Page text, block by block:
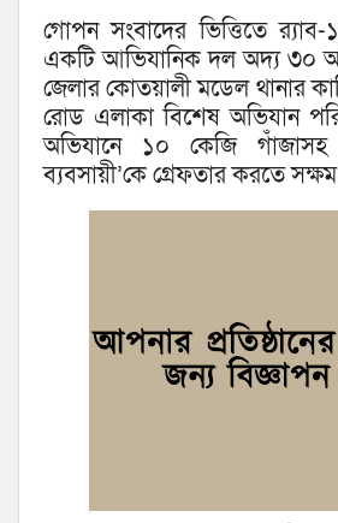
গোপন সংবাদের ভিত্তিতে
একটি আভিযানিক দল অদ্য ৩০
জেলার কোতয়ালী মডেল থানার
রোড এলাকা বিশেষ অভিযান
অভিযানে ১০ কেজি
ব্যবসায়ী’কে গ্রেফতার করতে